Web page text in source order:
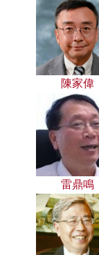
陳家偉
雷鼎鳴